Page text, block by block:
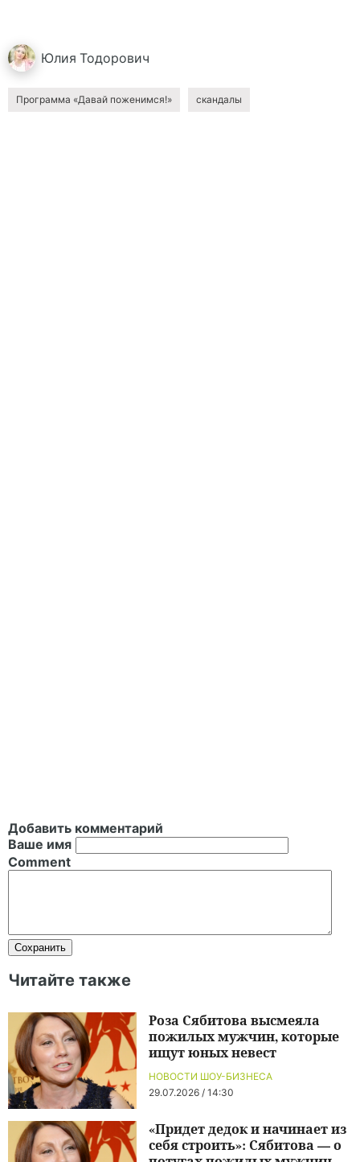
Юлия Тодорович
Программа «Давай поженимся!» скандалы
Добавить комментарий
Ваше имя
Comment
Читайте также
НОВОСТИ ШОУ-БИЗНЕСА
29.07.2026 / 14:30
Роза Сябитова высмеяла
пожилых мужчин, которые
ищут юных невест
«Придет дедок и начинает из
себя строить»: Сябитова — о